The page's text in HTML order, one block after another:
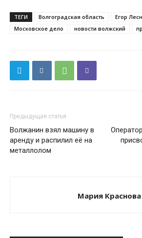
ТЕГИ Волгоградская область
Егор
Московское дело
новости волжский
Предыдущая статья
Волжанин взял машину в
аренду и распилил её на
металлолом
Мария Краснова